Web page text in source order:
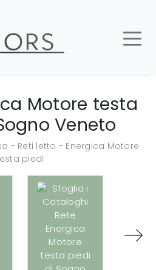
Motore testa
Veneto
- Reti letto - Energica Motore
piedi